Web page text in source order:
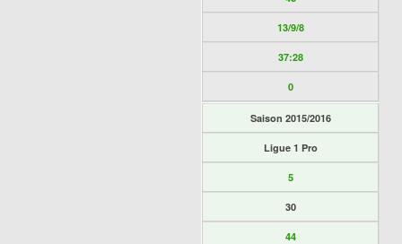
13/9/8
37:28
0
Saison 2015/2016
Ligue 1 Pro
5
30
44